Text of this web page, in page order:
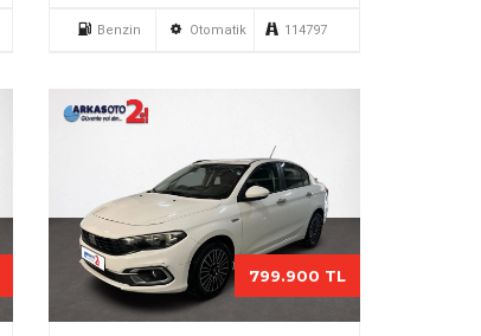
Benzin Otomatik 114797
799.900 TL